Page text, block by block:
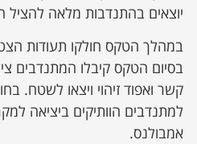
יוצאים בהתנדבות מלאה להציל
במהלך הטקס חולקו תעודות
בסיום הטקס קיבלו המתנדבים
קשר ואפוד זיהוי ויצאו לשטח.
למתנדבים הוותיקים ביציאה
אמבולנס.